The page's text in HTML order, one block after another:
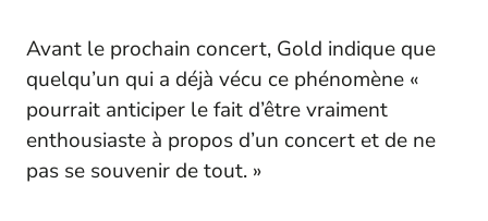
Avant le prochain concert, Gold indique que
quelqu’un qui a déjà vécu ce phénomène «
pourrait anticiper le fait d’être vraiment
enthousiaste à propos d’un concert et de ne
pas se souvenir de tout. »